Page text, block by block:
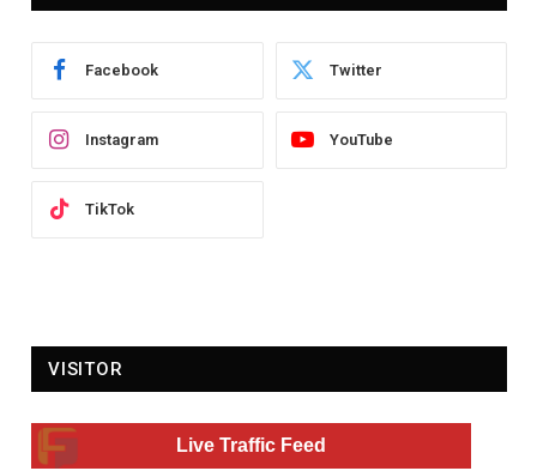
Facebook Twitter
Instagram YouTube
TikTok
VISITOR
Live Traffic Feed